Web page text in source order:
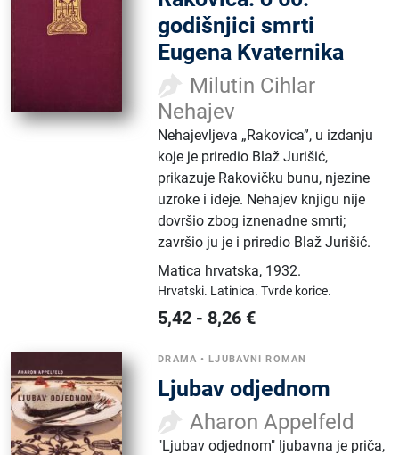
godišnjici smrti
Eugena Kvaternika
Milutin Cihlar
Nehajev
Nehajevljeva „Rakovica”, u izdanju
koje je priredio Blaž Jurišić,
prikazuje Rakovičku bunu, njezine
uzroke i ideje. Nehajev knjigu nije
dovršio zbog iznenadne smrti;
završio ju je i priredio Blaž Jurišić.
Matica hrvatska, 1932.
Hrvatski. Latinica.Tvrde korice.
5,42 - 8,26 €
DRAMA •LJUBAVNI ROMAN
Ljubav odjednom
Aharon Appelfeld
"Ljubav odjednom" ljubavna je priča,